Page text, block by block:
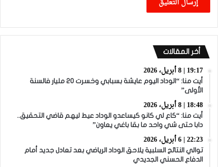
أخر المقالات
19:17 | 8 أبريل، 2026
أيت منا: “الوداد اليوم عايشة بسبابي وخسرت 20 مليار فالسنة
الأولى”
18:48 | 8 أبريل، 2026
أيت منا: “كاع لي كانو كيساعدو الوداد عيط ليهم قاضي التحقيق..
دابا حتى شي واحد ما بقا باغي يعاون”
22:23 | 6 أبريل، 2026
توالي النتائج السلبية يلاحق الوداد الرياضي بعد تعادل جديد أمام
الدفاع الحسني الجديدي